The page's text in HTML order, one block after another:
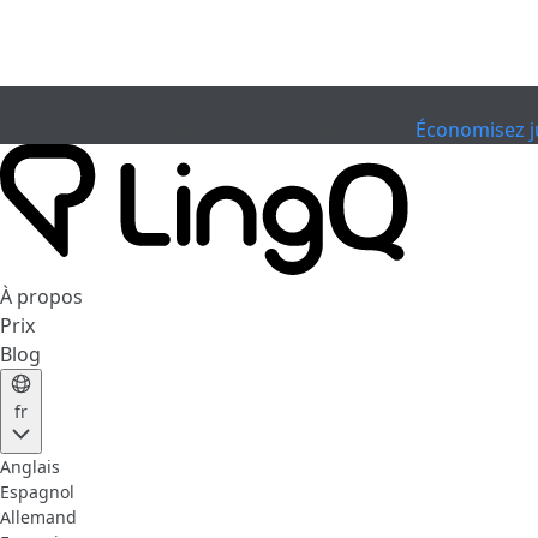
Économisez
À propos
Prix
Blog
fr
Anglais
Espagnol
Allemand